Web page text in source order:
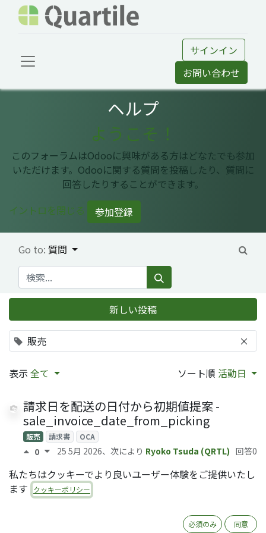
サインイン
お問い合わせ
ヘルプ
ようこそ！
このフォーラムはOdooに興味がある方はどなたでも参加
いただけます。Odooに関する質問を投稿したり、質問に
回答したりすることができます。
イントロを閉じる
参加登録
Go to: 質問
販売 ×
新しい投稿
表示 全て ソート順 活動日
請求日を配送の日付から初期値提案 -
sale_invoice_date_from_picking
販売 請求書 OCA
0 25 5月 2026、次により Ryoko Tsuda (QRTL) 回答0
販売オーダのワークフローを自動
化 - sale_automatic_workflow
回答
私たちはクッキーでより良いユーザー体験をご提供いたし
ます
クッキーポリシー
必須のみ 同意